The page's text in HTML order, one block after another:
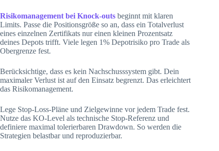
Risikomanagement bei Knock-outs beginnt mit klaren
Limits. Passe die Positionsgröße so an, dass ein Totalverlust
eines einzelnen Zertifikats nur einen kleinen Prozentsatz
deines Depots trifft. Viele legen 1% Depotrisiko pro Trade als
Obergrenze fest.
Berücksichtige, dass es kein Nachschusssystem gibt. Dein
maximaler Verlust ist auf den Einsatz begrenzt. Das erleichtert
das Risikomanagement.
Lege Stop-Loss-Pläne und Zielgewinne vor jedem Trade fest.
Nutze das KO-Level als technische Stop-Referenz und
definiere maximal tolerierbaren Drawdown. So werden die
Strategien belastbar und reproduzierbar.